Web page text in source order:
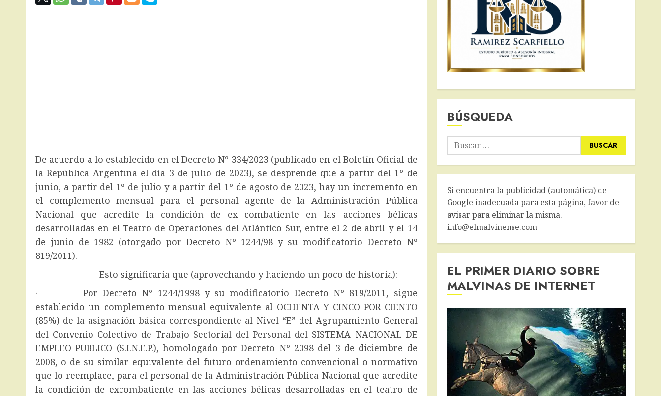
De acuerdo a lo establecido en el Decreto Nº 334/2023 (publicado en el Boletín Oficial de
la República Argentina el día 3 de julio de 2023), se desprende que a partir del 1º de
junio, a partir del 1º de julio y a partir del 1º de agosto de 2023, hay un incremento en
el complemento mensual para el personal agente de la Administración Pública
Nacional que acredite la condición de ex combatiente en las acciones bélicas
desarrolladas en el Teatro de Operaciones del Atlántico Sur, entre el 2 de abril y el 14
de junio de 1982 (otorgado por Decreto Nº 1244/98 y su modificatorio Decreto Nº
819/2011).
Esto significaría que (aprovechando y haciendo un poco de historia):
· Por Decreto Nº 1244/1998 y su modificatorio Decreto Nº 819/2011, sigue
establecido un complemento mensual equivalente al OCHENTA Y CINCO POR CIENTO
(85%) de la asignación básica correspondiente al Nivel “E” del Agrupamiento General
del Convenio Colectivo de Trabajo Sectorial del Personal del SISTEMA NACIONAL DE
EMPLEO PUBLICO (S.I.N.E.P.), homologado por Decreto Nº 2098 del 3 de diciembre de
2008, o de su similar equivalente del futuro ordenamiento convencional o normativo
que lo reemplace, para el personal de la Administración Pública Nacional que acredite
la condición de excombatiente en las acciones bélicas desarrolladas en el teatro de
BÚSQUEDA
Buscar:
Si encuentra la publicidad (automática) de
Google inadecuada para esta página, favor de
avisar para eliminar la misma.
info@elmalvinense.com
EL PRIMER DIARIO SOBRE
MALVINAS DE INTERNET